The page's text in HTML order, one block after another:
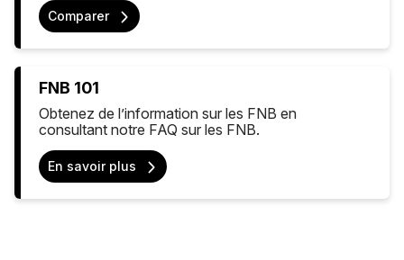
Comparer
FNB 101
Obtenez de l’information sur les FNB en
consultant notre FAQ sur les FNB.
En savoir plus